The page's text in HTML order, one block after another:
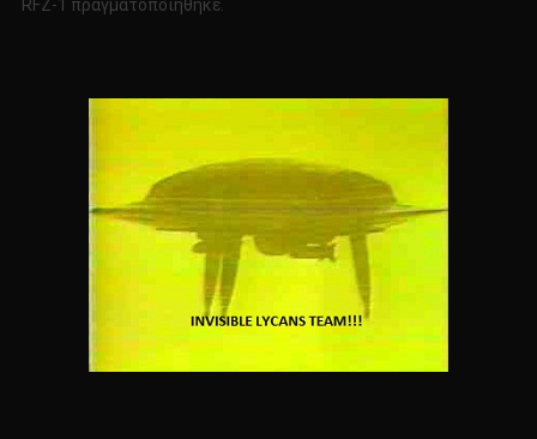
RFZ-1 πραγματοποιήθηκε.